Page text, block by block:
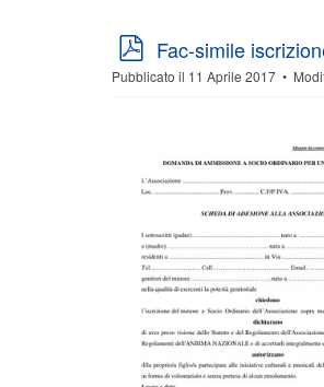
p
d
Fac-simile
Pubblicato il 11 Aprile 2017